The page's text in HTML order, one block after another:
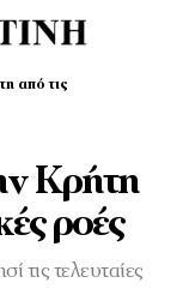
από τις
Κρήτη
ροές
τις τελευταίες